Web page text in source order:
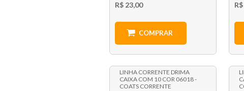
R$ 23,00
COMPRAR
LINHA CORRENTE DRIMA
CAIXA COM 10 COR 06018 -
COATS CORRENTE